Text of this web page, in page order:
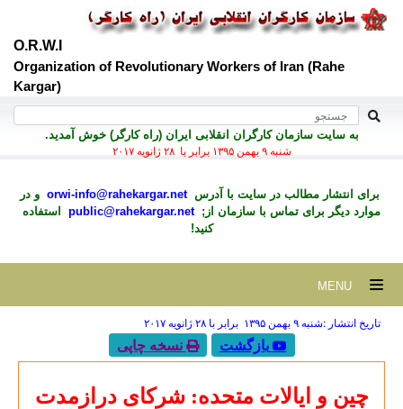
O.R.W.I
Organization of Revolutionary Workers of Iran (Rahe
Kargar)
به سايت سازمان کارگران انقلابی ايران (راه کارگر) خوش آمديد.
شنبه ۹ بهمن ۱۳۹۵ برابر با ۲۸ ژانويه ۲۰۱۷
برای انتشار مطالب در سايت با آدرسorwi-info@rahekargar.net و در
موارد ديگر برای تماس با سازمان از;public@rahekargar.net
استفاده
کنید!
تاریخ انتشار :شنبه ۹ بهمن ۱۳۹۵ برابر با ۲۸ ژانويه ۲۰۱۷
بازگشت نسخه چاپی
چین و ایالات متحده: شرکای درازمدت